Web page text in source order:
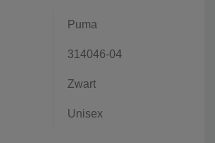
Puma
314046-04
Zwart
Unisex